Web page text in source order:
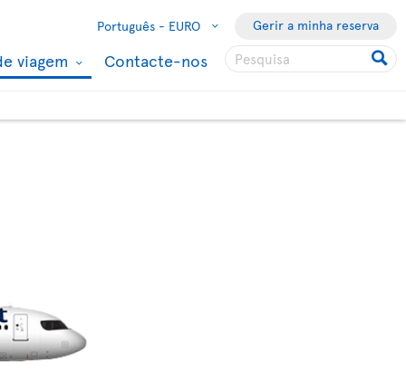
Português - EURO Gerir a minha reserva
viagem Contacte-nos